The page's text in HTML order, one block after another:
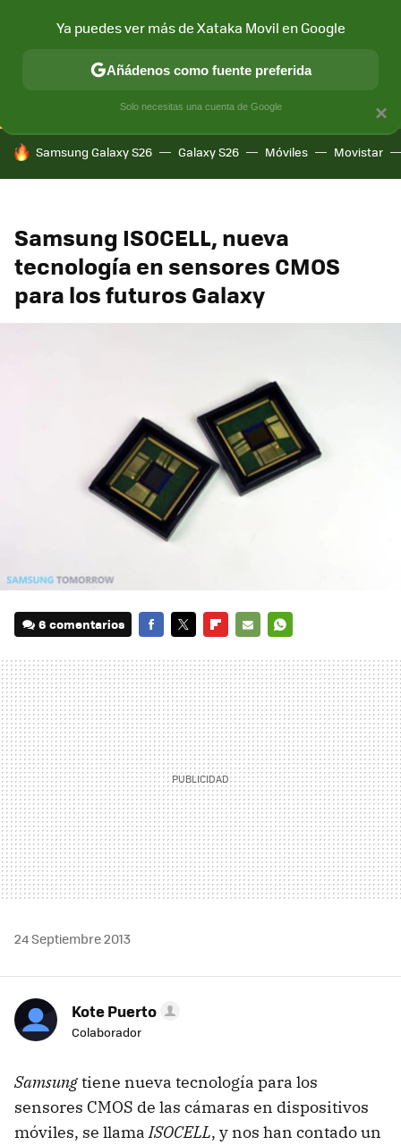
CONECTIVIDAD MÓVIL Y SOCIEDAD APLICACIONES
HOY SE HABLA DE
Samsung Galaxy S26 Galaxy S26 Móviles Movistar
Samsung ISOCELL, nueva
tecnología en sensores CMOS
para los futuros Galaxy
6 comentarios
MAIL
24 Septiembre 2013
Kote Puerto
Colaborador
Samsungtiene nueva tecnología para los
sensores CMOS de las cámaras en dispositivos
móviles, se llamaISOCELL, y nos han contado un
×
Ya puedes ver más de Xataka Movil en Google
Añádenos como fuente preferida
Solo necesitas una cuenta de Google